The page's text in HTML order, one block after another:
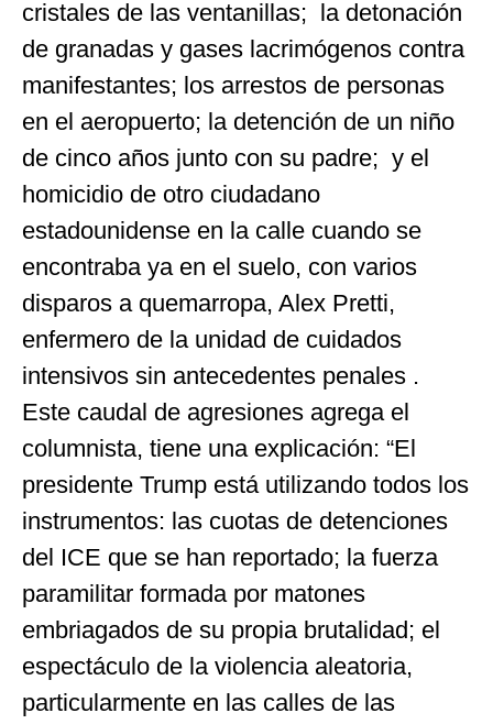
cristales de las ventanillas; la detonación
de granadas y gases lacrimógenos contra
manifestantes; los arrestos de personas
en el aeropuerto; la detención de un niño
de cinco años junto con su padre; y el
homicidio de otro ciudadano
estadounidense en la calle cuando se
encontraba ya en el suelo, con varios
disparos a quemarropa, Alex Pretti,
enfermero de la unidad de cuidados
intensivos sin antecedentes penales .
Este caudal de agresiones agrega el
columnista, tiene una explicación: “El
presidente Trump está utilizando todos los
instrumentos: las cuotas de detenciones
del ICE que se han reportado; la fuerza
paramilitar formada por matones
embriagados de su propia brutalidad; el
espectáculo de la violencia aleatoria,
particularmente en las calles de las